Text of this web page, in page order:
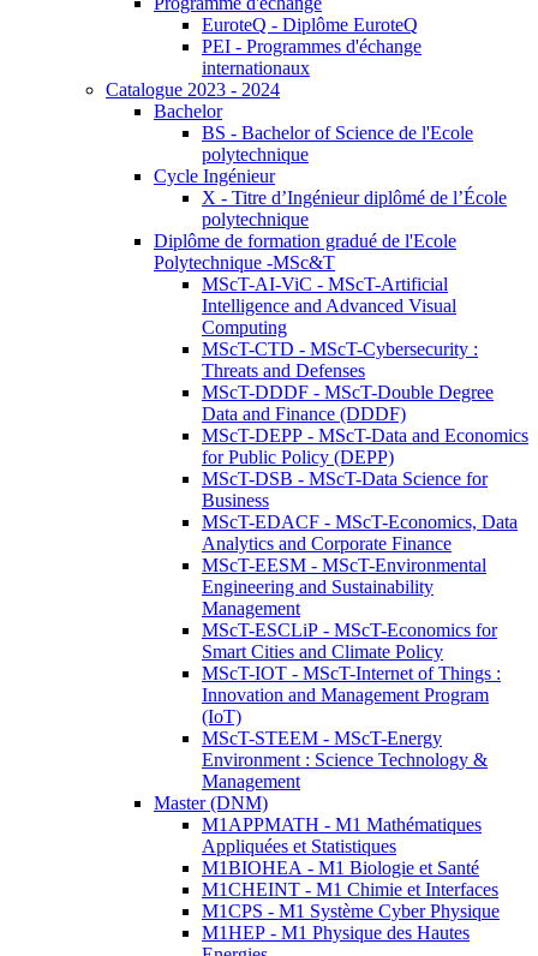
EuroteQ - Diplôme EuroteQ
PEI - Programmes d'échange
internationaux
Catalogue 2023 - 2024
Bachelor
BS - Bachelor of Science de l'Ecole
polytechnique
Cycle Ingénieur
X - Titre d’Ingénieur diplômé de l’École
polytechnique
Diplôme de formation gradué de l'Ecole
Polytechnique -MSc&T
MScT-AI-ViC - MScT-Artificial
Intelligence and Advanced Visual
Computing
MScT-CTD - MScT-Cybersecurity :
Threats and Defenses
MScT-DDDF - MScT-Double Degree
Data and Finance (DDDF)
MScT-DEPP - MScT-Data and Economics
for Public Policy (DEPP)
MScT-DSB - MScT-Data Science for
Business
MScT-EDACF - MScT-Economics, Data
Analytics and Corporate Finance
MScT-EESM - MScT-Environmental
Engineering and Sustainability
Management
MScT-ESCLiP - MScT-Economics for
Smart Cities and Climate Policy
MScT-IOT - MScT-Internet of Things :
Innovation and Management Program
(IoT)
MScT-STEEM - MScT-Energy
Environment : Science Technology &
Management
Master (DNM)
M1APPMATH - M1 Mathématiques
Appliquées et Statistiques
M1BIOHEA - M1 Biologie et Santé
M1CHEINT - M1 Chimie et Interfaces
M1CPS - M1 Système Cyber Physique
M1HEP - M1 Physique des Hautes